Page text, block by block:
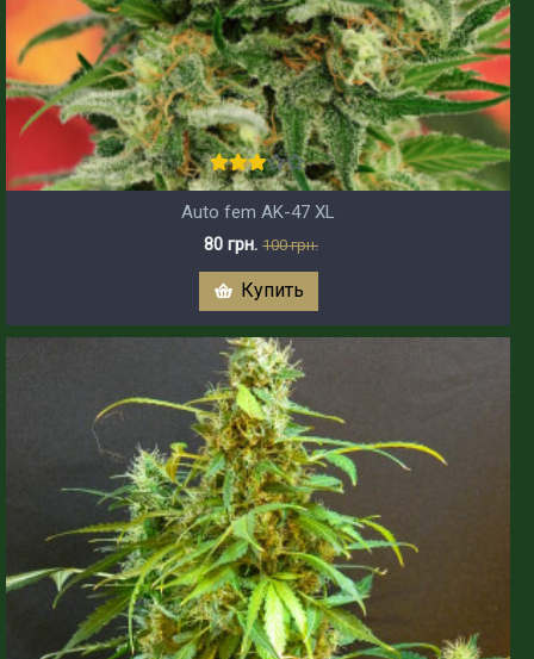
Auto fem AK-47 XL
80 грн. 100 грн.
Купить